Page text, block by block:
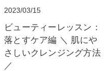
2023/03/15
ビューティーレッスン：
落とすケア編 ＼ 肌にや
さしいクレンジング方法
／